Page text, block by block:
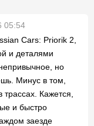
05:54
Cars: Priorik 2,
и деталями
но
Минус в том,
трассах. Кажется,
и быстро
заезде